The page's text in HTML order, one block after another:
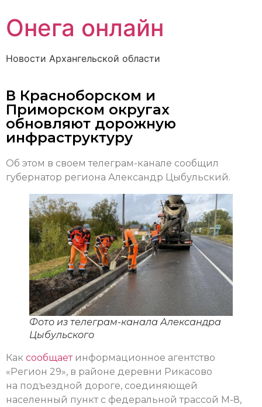
Онега онлайн
Новости Архангельской области
В Красноборском и
Приморском округах
обновляют дорожную
инфраструктуру
Об этом в своем телеграм-канале сообщил
губернатор региона Александр Цыбульский.
Фото из телеграм-канала Александра
Цыбульского
Как сообщаетинформационное агентство
«Регион 29», в районе деревни Рикасово
на подъездной дороге, соединяющей
населенный пункт с федеральной трассой М-8,